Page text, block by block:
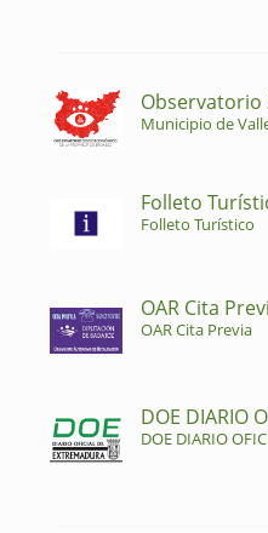
Observatorio
Municipio de
Folleto
Folleto Turístico
OAR Cita
OAR Cita Previa
DOE DIARIO
DOE DIARIO